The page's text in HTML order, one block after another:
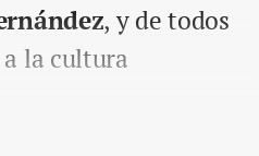
, y de todos
la cultura